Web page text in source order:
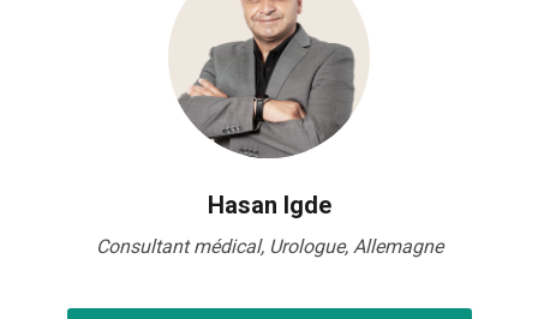
Hasan Igde
Consultant médical, Urologue, Allemagne